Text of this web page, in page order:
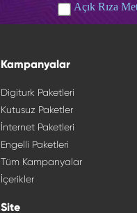
Açık Rıza
Kampanyalar
Digiturk Paketleri
Kutusuz Paketler
İnternet Paketleri
Engelli Paketleri
Tüm Kampanyalar
İçerikler
Site